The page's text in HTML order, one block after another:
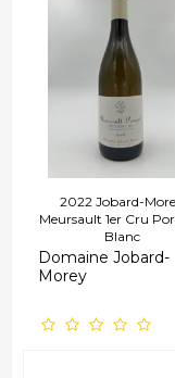
2022 Jobard-
Meursault 1er Cru
Blanc
Domaine Jobard-
Morey